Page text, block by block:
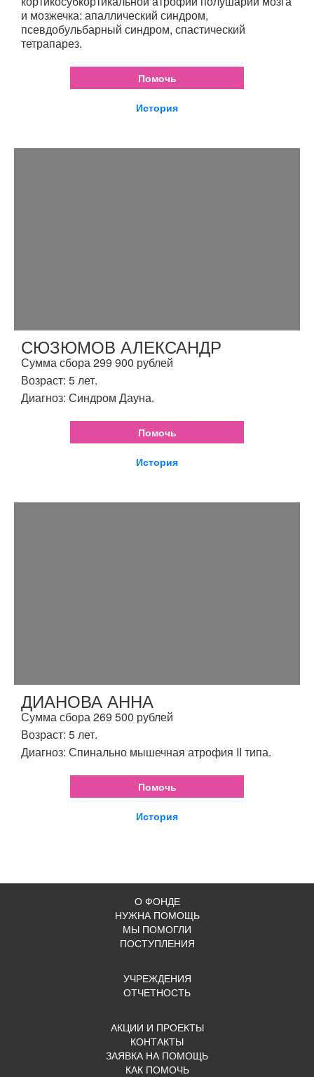
и мозжечка: апаллический синдром,
псевдобульбарный синдром, спастический
тетрапарез.
Помочь
История
СЮЗЮМОВ АЛЕКСАНДР
Сумма сбора 299 900 рублей
Возраст: 5 лет.
Диагноз: Синдром Дауна.
Помочь
История
ДИАНОВА АННА
Сумма сбора 269 500 рублей
Возраст: 5 лет.
Диагноз: Спинально мышечная атрофия II типа.
Помочь
История
О ФОНДЕ
НУЖНА ПОМОЩЬ
МЫ ПОМОГЛИ
ПОСТУПЛЕНИЯ
УЧРЕЖДЕНИЯ
ОТЧЕТНОСТЬ
АКЦИИ И ПРОЕКТЫ
КОНТАКТЫ
ЗАЯВКА НА ПОМОЩЬ
КАК ПОМОЧЬ